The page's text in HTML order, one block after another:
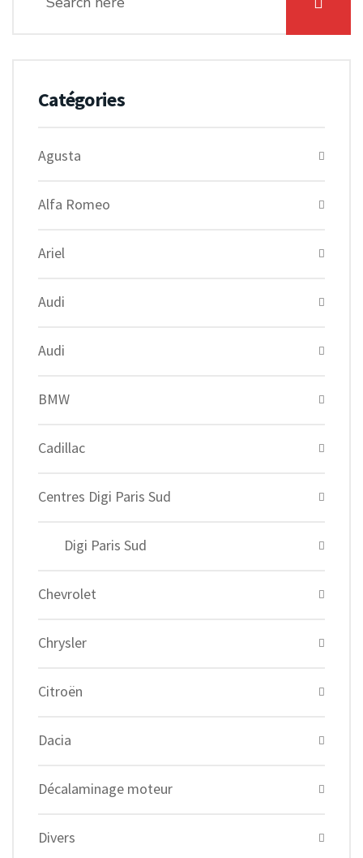
Catégories
Agusta
Alfa Romeo
Ariel
Audi
Audi
BMW
Cadillac
Centres Digi Paris Sud
Digi Paris Sud
Chevrolet
Chrysler
Citroën
Dacia
Décalaminage moteur
Divers